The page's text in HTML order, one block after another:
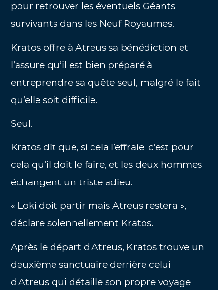
pour retrouver les éventuels Géants
survivants dans les Neuf Royaumes.
Kratos offre à Atreus sa bénédiction et
l’assure qu’il est bien préparé à
entreprendre sa quête seul, malgré le fait
qu’elle soit difficile.
Seul.
Kratos dit que, si cela l’effraie, c’est pour
cela qu’il doit le faire, et les deux hommes
échangent un triste adieu.
« Loki doit partir mais Atreus restera »,
déclare solennellement Kratos.
Après le départ d’Atreus, Kratos trouve un
deuxième sanctuaire derrière celui
d’Atreus qui détaille son propre voyage